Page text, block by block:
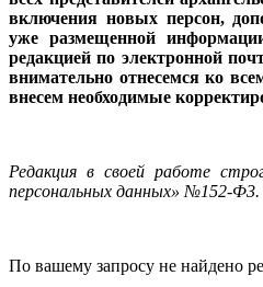
включения новых персон,
уже размещенной
редакцией по электронной
внимательно отнесемся ко
внесем необходимые
Редакция в своей работе
персональных данных» №152-Ф3.
По вашему запросу не найдено